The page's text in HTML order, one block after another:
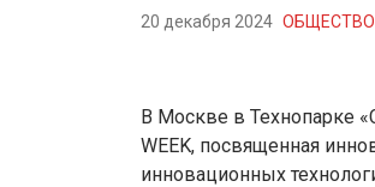
20 декабря 2024 ОБЩЕСТВО
В Москве в Технопарке
WEEK, посвященная
инновационных